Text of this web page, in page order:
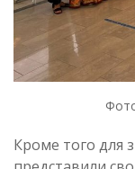
Кроме того для